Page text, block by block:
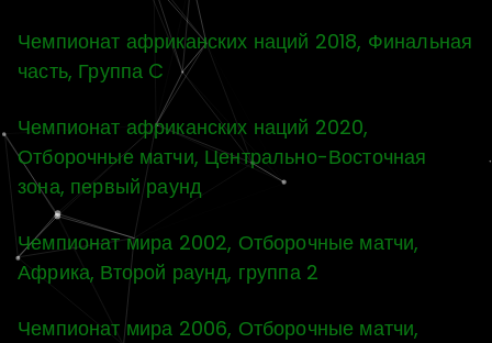
Чемпионат африканских наций 2018, Финальная
часть, Группа C
Чемпионат африканских наций 2020,
Отборочные матчи, Центрально-Восточная
зона, первый раунд
Чемпионат мира 2002, Отборочные матчи,
Африка, Второй раунд, группа 2
Чемпионат мира 2006, Отборочные матчи,